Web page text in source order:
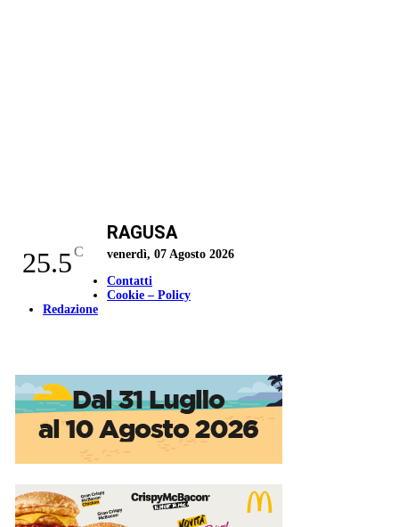
25.5C
RAGUSA
venerdì, 07 Agosto 2026
Contatti
Cookie – Policy
Redazione